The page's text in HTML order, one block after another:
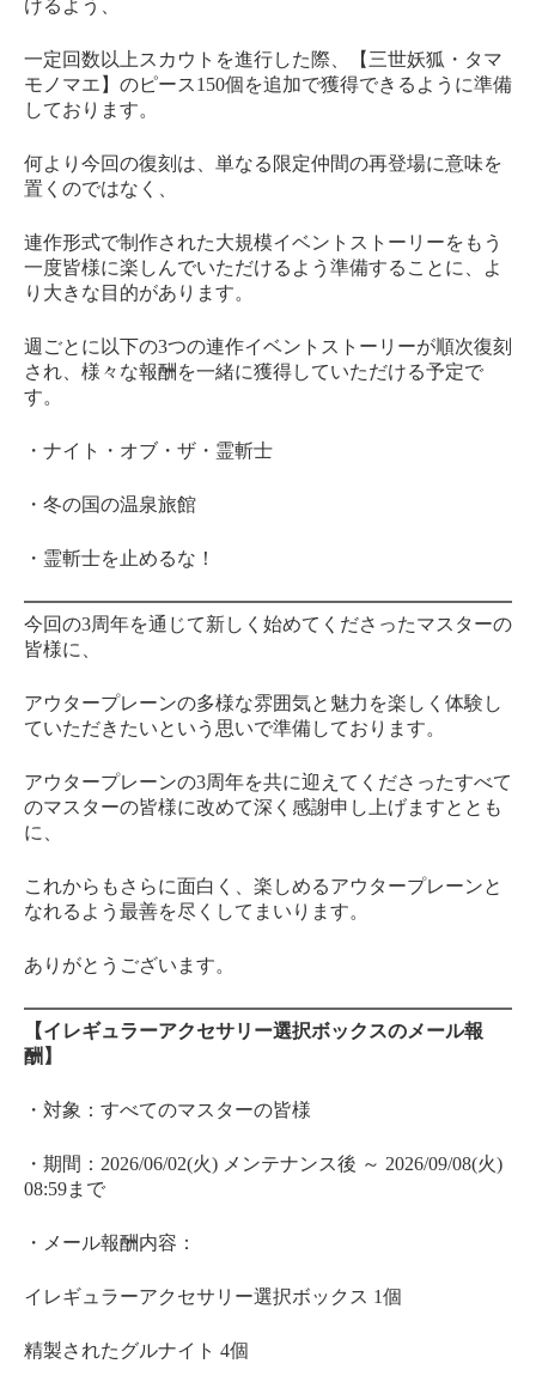
けるよう、
一定回数以上スカウトを進行した際、【三世妖狐・タマ
モノマエ】のピース150個を追加で獲得できるように準備
しております。
何より今回の復刻は、単なる限定仲間の再登場に意味を
置くのではなく、
連作形式で制作された大規模イベントストーリーをもう
一度皆様に楽しんでいただけるよう準備することに、よ
り大きな目的があります。
週ごとに以下の3つの連作イベントストーリーが順次復刻
され、様々な報酬を一緒に獲得していただける予定で
す。
・ナイト・オブ・ザ・霊斬士
・冬の国の温泉旅館
・霊斬士を止めるな！
今回の3周年を通じて新しく始めてくださったマスターの
皆様に、
アウタープレーンの多様な雰囲気と魅力を楽しく体験し
ていただきたいという思いで準備しております。
アウタープレーンの3周年を共に迎えてくださったすべて
のマスターの皆様に改めて深く感謝申し上げますととも
に、
これからもさらに面白く、楽しめるアウタープレーンと
なれるよう最善を尽くしてまいります。
ありがとうございます。
【イレギュラーアクセサリー選択ボックスのメール報
酬】
・対象：すべてのマスターの皆様
・期間：2026/06/02(火) メンテナンス後 ～ 2026/09/08(火)
08:59まで
・メール報酬内容：
イレギュラーアクセサリー選択ボックス 1個
精製されたグルナイト 4個